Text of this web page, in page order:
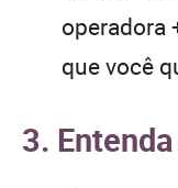
operadora
que você
3.